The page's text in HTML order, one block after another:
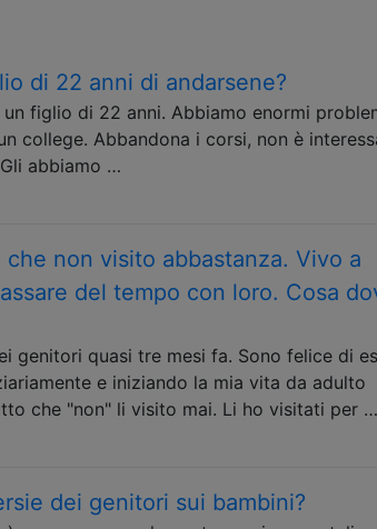
di 22 anni di andarsene?
figlio di 22 anni. Abbiamo enormi
college. Abbandona i corsi, non è
abbiamo …
non visito abbastanza. Vivo a
del tempo con loro. Cosa
genitori quasi tre mesi fa. Sono felice di
e iniziando la mia vita da adulto
che "non" li visito mai. Li ho visitati per …
dei genitori sui bambini?